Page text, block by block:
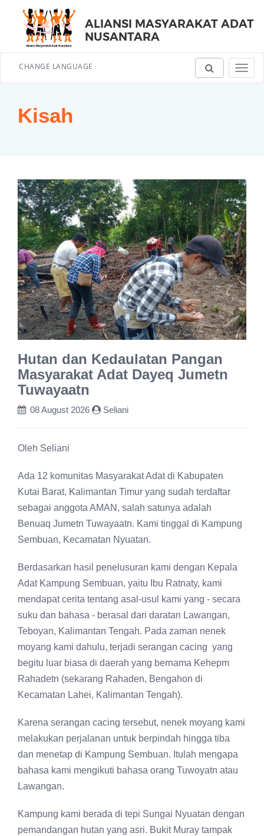
ALIANSI MASYARAKAT ADAT
NUSANTARA
CHANGE LANGUAGE
Kisah
Hutan dan Kedaulatan Pangan
Masyarakat Adat Dayeq Jumetn
Tuwayaatn
08 August 2026 Seliani
Oleh Seliani
Ada 12 komunitas Masyarakat Adat di Kabupaten
Kutai Barat, Kalimantan Timur yang sudah terdaftar
sebagai anggota AMAN, salah satunya adalah
Benuaq Jumetn Tuwayaatn. Kami tinggal di Kampung
Sembuan, Kecamatan Nyuatan.
Berdasarkan hasil penelusuran kami dengan Kepala
Adat Kampung Sembuan, yaitu Ibu Ratnaty, kami
mendapat cerita tentang asal-usul kami yang - secara
suku dan bahasa - berasal dari daratan Lawangan,
Teboyan, Kalimantan Tengah. Pada zaman nenek
moyang kami dahulu, terjadi serangan cacing yang
begitu luar biasa di daerah yang bernama Kehepm
Rahadetn (sekarang Rahaden, Bengahon di
Kecamatan Lahei, Kalimantan Tengah).
Karena serangan cacing tersebut, nenek moyang kami
melakukan perjalanan untuk berpindah hingga tiba
dan menetap di Kampung Sembuan. Itulah mengapa
bahasa kami mengikuti bahasa orang Tuwoyatn atau
Lawangan.
Kampung kami berada di tepi Sungai Nyuatan dengan
pemandangan hutan yang asri. Bukit Muray tampak